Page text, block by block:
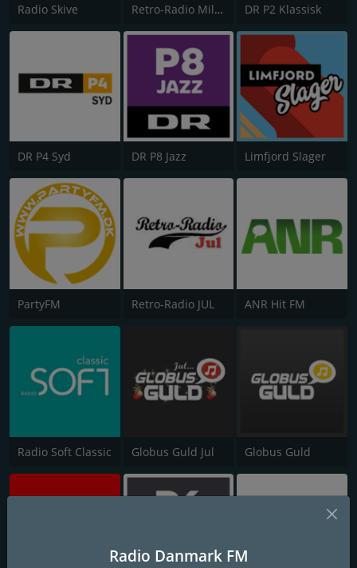
Radio Skive Retro-Radio Millennium DR P2 Klassisk
DR P4 Syd DR P8 Jazz Limfjord Slager
PartyFM Retro-Radio JUL ANR Hit FM
Radio Soft Classic Globus Guld Jul Globus Guld
Radio Danmark FM